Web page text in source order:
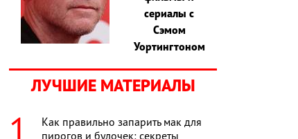
сериалы с
Сэмом
Уортингтоном
ЛУЧШИЕ МАТЕРИАЛЫ
Как правильно запарить мак для
пирогов и булочек: секреты